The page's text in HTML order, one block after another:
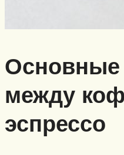
Основные
между
эспрессо